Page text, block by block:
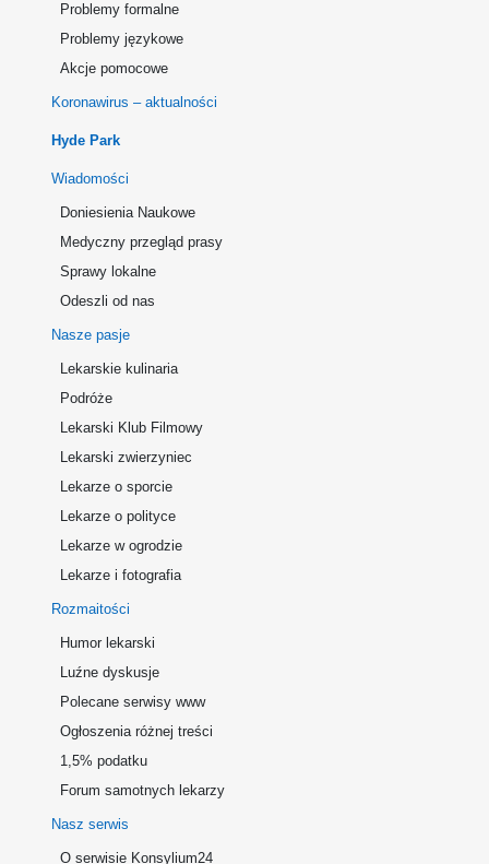
Problemy formalne
Problemy językowe
Akcje pomocowe
Koronawirus – aktualności
Hyde Park
Wiadomości
Doniesienia Naukowe
Medyczny przegląd prasy
Sprawy lokalne
Odeszli od nas
Nasze pasje
Lekarskie kulinaria
Podróże
Lekarski Klub Filmowy
Lekarski zwierzyniec
Lekarze o sporcie
Lekarze o polityce
Lekarze w ogrodzie
Lekarze i fotografia
Rozmaitości
Humor lekarski
Luźne dyskusje
Polecane serwisy www
Ogłoszenia różnej treści
1,5% podatku
Forum samotnych lekarzy
Nasz serwis
O serwisie Konsylium24